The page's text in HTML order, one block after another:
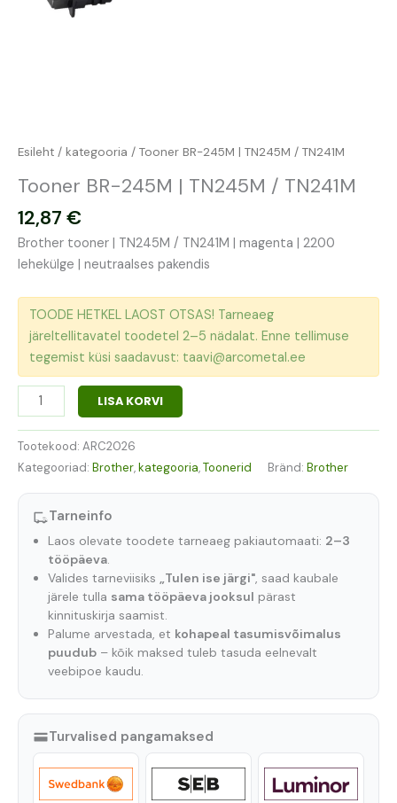
Esileht / kategooria / Tooner BR-245M | TN245M / TN241M
Tooner BR-245M | TN245M / TN241M
12,87 €
Brother tooner | TN245M / TN241M | magenta | 2200
lehekülge | neutraalses pakendis
TOODE HETKEL LAOST OTSAS! Tarneaeg
järeltellitavatel toodetel 2–5 nädalat. Enne tellimuse
tegemist küsi saadavust: taavi@arcometal.ee
LISA KORVI
Tootekood: ARC2026
Kategooriad: Brother,kategooria,Toonerid Bränd: Brother
Tarneinfo
Laos olevate toodete tarneaeg pakiautomaati: 2–3
tööpäeva.
Valides tarneviisiks „Tulen ise järgi", saad kaubale
järele tulla sama tööpäeva jooksul pärast
kinnituskirja saamist.
Palume arvestada, et kohapeal tasumisvõimalus
puudub– kõik maksed tuleb tasuda eelnevalt
veebipoe kaudu.
Turvalised pangamaksed